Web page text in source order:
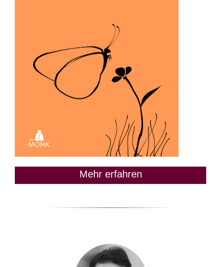
Mehr erfahren